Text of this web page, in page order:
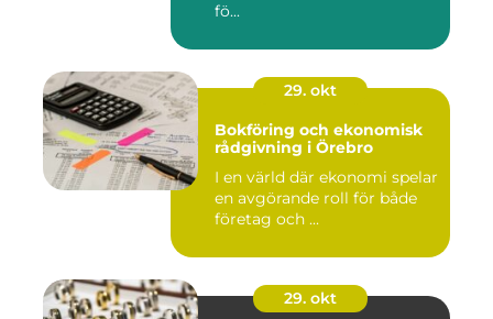
fö...
29. okt
Bokföring och ekonomisk
rådgivning i Örebro
I en värld där ekonomi spelar
en avgörande roll för både
företag och ...
29. okt